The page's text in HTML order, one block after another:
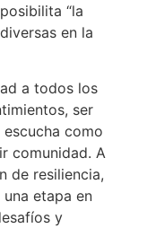
“la
en la
a todos los
ser
como
comunidad. A
de resiliencia,
etapa en
y